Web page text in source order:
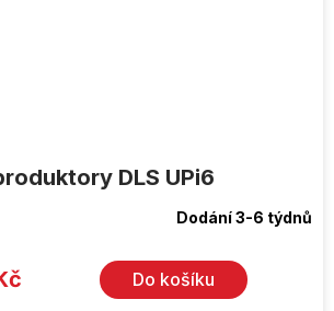
DLS UPi6
Dodání 3-6 týdnů
Do košíku